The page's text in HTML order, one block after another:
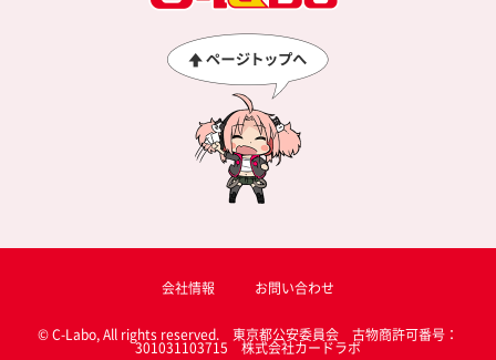
会社情報 お問い合わせ
© C-Labo, All rights reserved. 東京都公安委員会 古物商許可番号：
301031103715 株式会社カードラボ